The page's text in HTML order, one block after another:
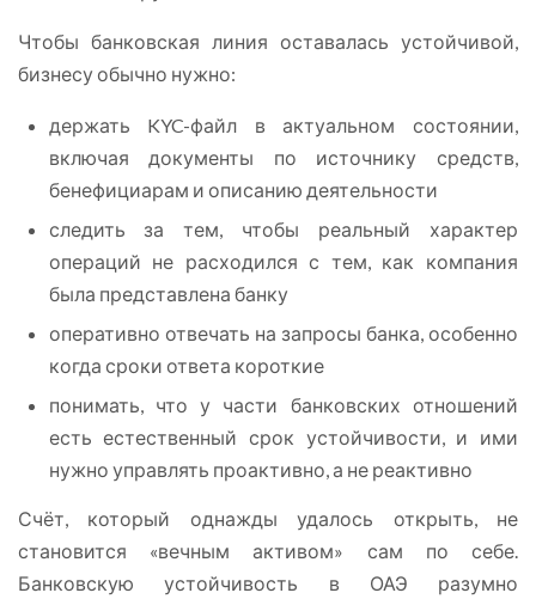
Чтобы банковская линия оставалась устойчивой,
бизнесу обычно нужно:
держать KYC-файл в актуальном состоянии,
включая документы по источнику средств,
бенефициарам и описанию деятельности
следить за тем, чтобы реальный характер
операций не расходился с тем, как компания
была представлена банку
оперативно отвечать на запросы банка, особенно
когда сроки ответа короткие
понимать, что у части банковских отношений
есть естественный срок устойчивости, и ими
нужно управлять проактивно, а не реактивно
Счёт, который однажды удалось открыть, не
становится «вечным активом» сам по себе.
Банковскую устойчивость в ОАЭ разумно